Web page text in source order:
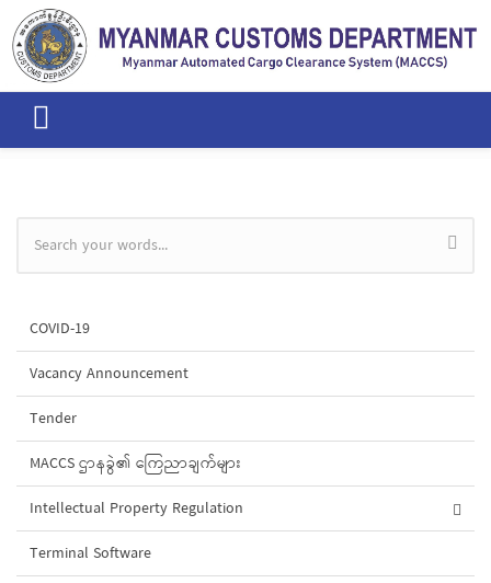
Skip to main content
Search form
COVID-19
Vacancy Announcement
Tender
MACCS ဌာနခွဲ၏ ကြေညာချက်များ
Intellectual Property Regulation
Terminal Software